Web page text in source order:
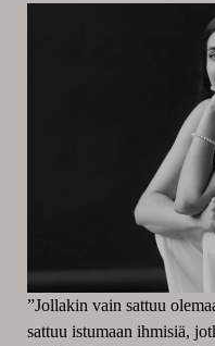
”Jollakin vain sattuu
sattuu istumaan ihmisiä,